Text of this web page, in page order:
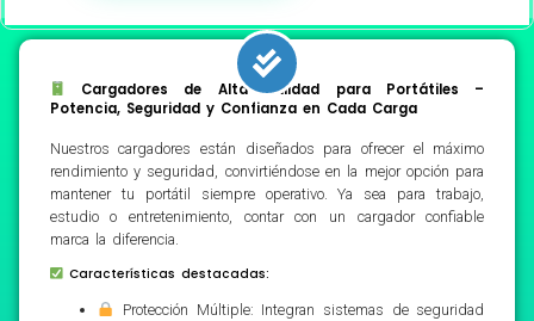
Cargadores de Alta Calidad para Portátiles –
Potencia, Seguridad y Confianza en Cada Carga
Nuestros cargadores están diseñados para ofrecer el máximo
rendimiento y seguridad, convirtiéndose en la mejor opción para
mantener tu portátil siempre operativo. Ya sea para trabajo,
estudio o entretenimiento, contar con un cargador confiable
marca la diferencia.
Características destacadas:
Protección Múltiple: Integran sistemas de seguridad